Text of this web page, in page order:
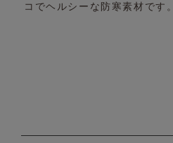
コでヘルシーな防寒素材です。